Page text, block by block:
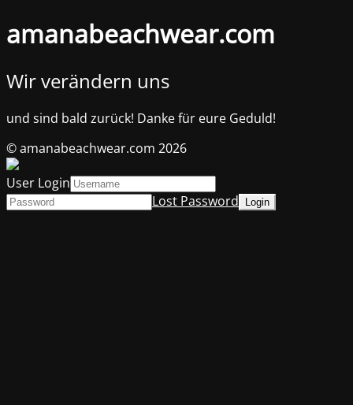
amanabeachwear.com
Wir verändern uns
und sind bald zurück! Danke für eure Geduld!
© amanabeachwear.com 2026
User Login
Lost Password